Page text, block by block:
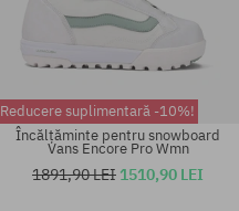
Reducere suplimentară -10%!
Încălțăminte pentru snowboard
Vans Encore Pro Wmn
1891,90 LEI 1510,90 LEI